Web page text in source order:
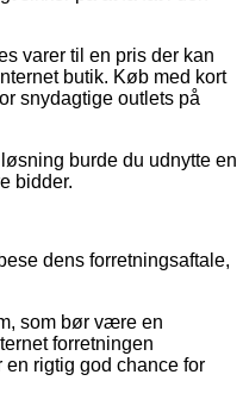
varer til en pris der kan
butik. Køb med kort
snydagtige outlets på
burde du udnytte en
bidder.
dens forretningsaftale,
som bør være en
forretningen
rigtig god chance for